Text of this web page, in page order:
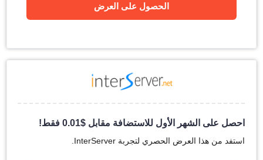
الحصول على العرض
احصل على الشهر الأول للاستضافة مقابل $
0.01فقط!
استفد من هذا العرض الحصري لتجربة InterServer.